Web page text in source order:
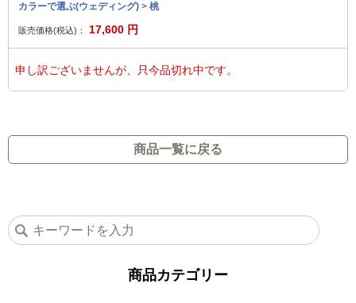
カラーで選ぶ(ウェディング) > 桃
販売価格(税込)： 17,600 円
申し訳ございませんが、只今品切れ中です。
商品一覧に戻る
商品カテゴリー